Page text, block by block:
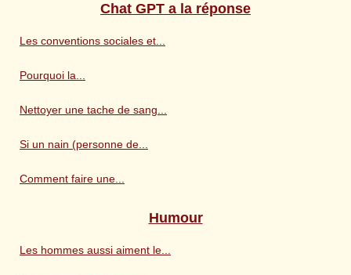
Chat GPT a la réponse
Les conventions sociales et...
Pourquoi la...
Nettoyer une tache de sang...
Si un nain (personne de...
Comment faire une...
Humour
Les hommes aussi aiment le...